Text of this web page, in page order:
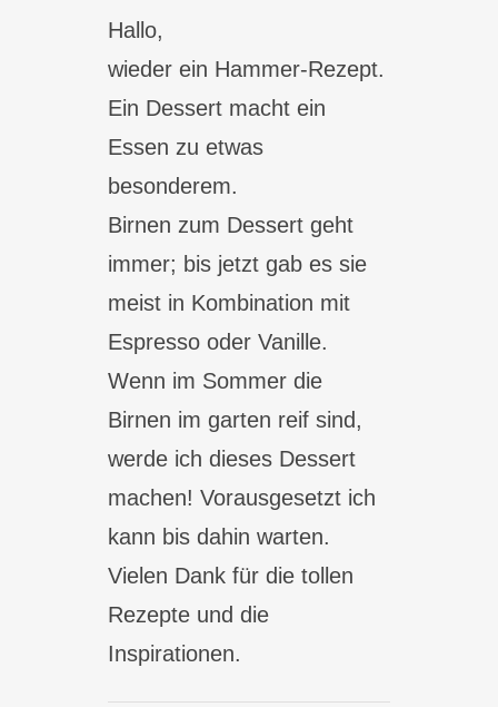
Hallo,
wieder ein Hammer-Rezept.
Ein Dessert macht ein
Essen zu etwas
besonderem.
Birnen zum Dessert geht
immer; bis jetzt gab es sie
meist in Kombination mit
Espresso oder Vanille.
Wenn im Sommer die
Birnen im garten reif sind,
werde ich dieses Dessert
machen! Vorausgesetzt ich
kann bis dahin warten.
Vielen Dank für die tollen
Rezepte und die
Inspirationen.